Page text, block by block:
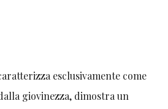
esclusivamente come
giovinezza, dimostra un